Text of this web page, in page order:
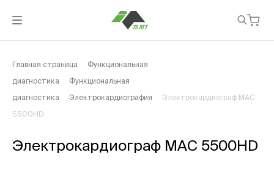
Главная страница Функциональная
диагностика Функциональная
диагностика Электрокардиография Электрокардиограф MAC
5500HD
Электрокардиограф MAC 5500HD